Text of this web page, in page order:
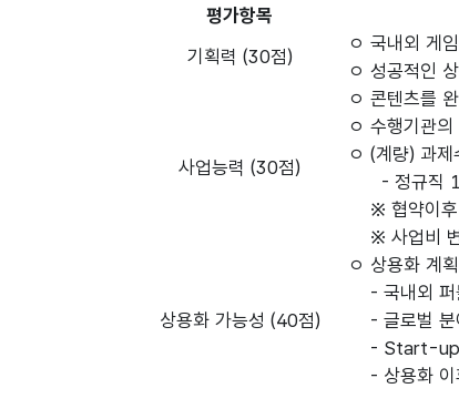
평가항목
기획력 (30점)
ㅇ 국내외 게
ㅇ 성공적인
사업능력 (30점)
ㅇ 콘텐츠를
ㅇ 수행기관
ㅇ (계량) 과
- 정규직 1
※ 협약이후
※ 사업비
상용화 가능성 (40점)
ㅇ 상용화 계
- 국내외 퍼
- 글로벌 분
- Start-up
- 상용화 이